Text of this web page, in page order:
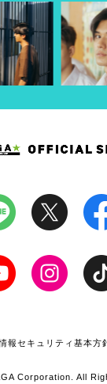
報セキュリティ基本方
Corporation. All